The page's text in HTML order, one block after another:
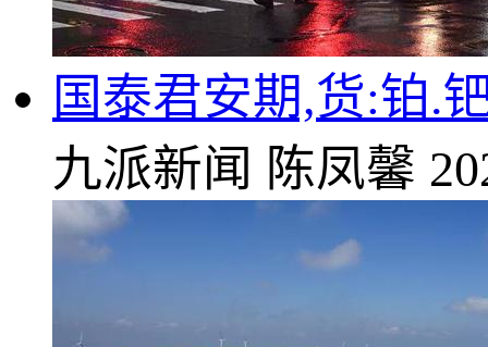
国泰君安期,货:铂.
九派新闻 陈凤馨